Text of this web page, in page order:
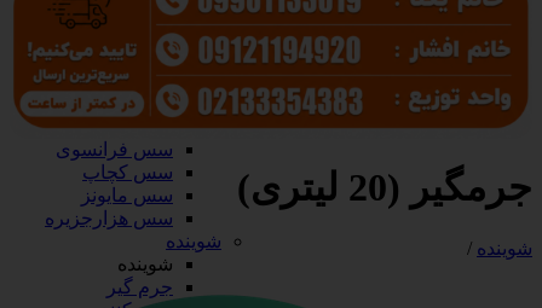
سرکه
سس، رب و زیتون
سس، رب و زیتون
رب گوجه
زیتون
زیتون پرورده
سس فرانسوی
سس کچاپ
سس مایونز
سس هزارجزیره
شوینده
شوینده
جرم گیر
جرمگیر (20 لیتری)
شوینده /